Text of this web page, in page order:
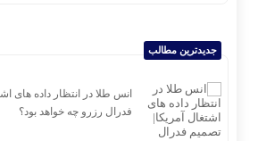
بازسازی اعتماد مشتریان
رشد کرد
صعود طلا به بالاترین قیمت ۷ هفته اخیر
جدیدترین مطالب
انس طلا در انتظار داده های
فدرال رزرو چه خواهد بود؟